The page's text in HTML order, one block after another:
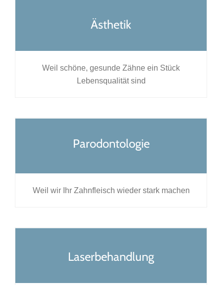
Ästhetik
Weil schöne, gesunde Zähne ein Stück
Lebensqualität sind
Parodontologie
Weil wir Ihr Zahnfleisch wieder stark machen
Laserbehandlung